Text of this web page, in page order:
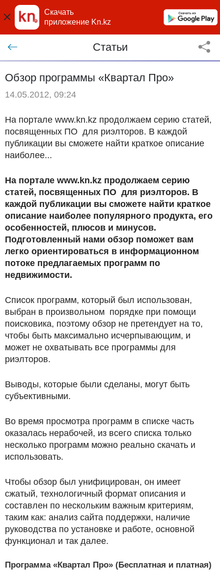
Скачать
приложение Kn.kz
Статьи
Обзор программы «Квартал Про»
14.05.2012, 09:24
На портале www.kn.kz продолжаем серию статей,
посвященных ПО для риэлторов. В каждой
публикации вы сможете найти краткое описание
наиболее...
На портале www.kn.kz продолжаем серию
статей, посвященных ПО для риэлторов. В
каждой публикации вы сможете найти краткое
описание наиболее популярного продукта, его
особенностей, плюсов и минусов.
Подготовленный нами обзор поможет вам
легко ориентироваться в информационном
потоке предлагаемых программ по
недвижимости.
Список программ, который был использован,
выбран в произвольном порядке при помощи
поисковика, поэтому обзор не претендует на то,
чтобы быть максимально исчерпывающим, и
может не охватывать все программы для
риэлторов.
Выводы, которые были сделаны, могут быть
субъективными.
Во время просмотра программ в списке часть
оказалась нерабочей, из всего списка только
несколько программ можно реально скачать и
использовать.
Чтобы обзор был унифицирован, он имеет
сжатый, технологичный формат описания и
составлен по нескольким важным критериям,
таким как: анализ сайта поддержки, наличие
руководства по установке и работе, основной
функционал и так далее.
Программа «Квартал Про» (Бесплатная и платная)